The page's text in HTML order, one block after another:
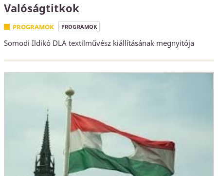
Valóságtitkok
PROGRAMOK PROGRAMOK
Somodi Ildikó DLA textilművész kiállításának megnyitója